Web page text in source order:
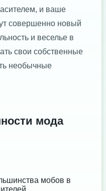
и ваше
совершенно новый
и веселье в
свои собственные
необычные
мода
мобов в